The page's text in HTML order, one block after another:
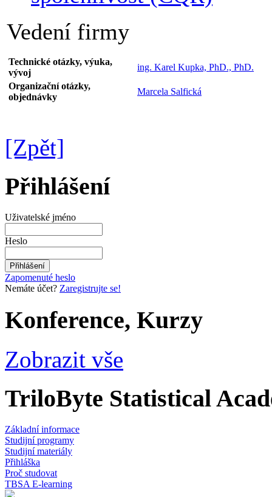
Vedení firmy
Technické otázky, výuka,
vývoj
ing. Karel Kupka, PhD., PhD.
Organizační otázky,
objednávky
Marcela Salfická
[Zpět]
Přihlášení
Uživatelské jméno
Heslo
Zapomenuté heslo
Nemáte účet? Zaregistrujte se!
Konference, Kurzy
Zobrazit vše
TriloByte Statistical
Základní informace
Studijní programy
Studijní materiály
Přihláška
Proč studovat
TBSA E-learning